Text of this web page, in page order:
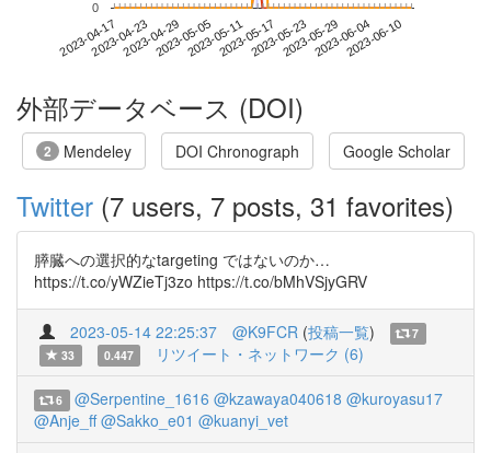
2023-04-172023-04-232023-04-292023-05-052023-05-112023-05-172023-05-232023-05-292023-06-042023-06-10
0
外部データベース (DOI)
2 Mendeley DOI Chronograph Google Scholar
Twitter (7 users, 7 posts, 31 favorites)
膵臓への選択的なtargeting ではないのか…
https://t.co/yWZieTj3zo https://t.co/bMhVSjyGRV
2023-05-14 22:25:37 @K9FCR (投稿一覧)
7
33
0.447 リツイート・ネットワーク (6)
6 @Serpentine_1616 @kzawaya040618 @kuroyasu17
@Anje_ff @Sakko_e01 @kuanyi_vet